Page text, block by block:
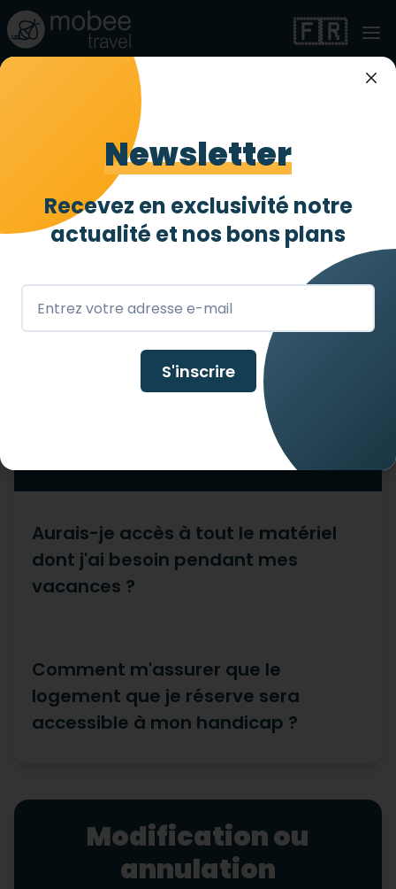
🇫🇷
Foire aux
questions
Handicap & mobilité
Aurais-je accès à tout le matériel
dont j'ai besoin pendant mes
vacances ?
Comment m'assurer que le
logement que je réserve sera
accessible à mon handicap ?
Modification ou
annulation
Newsletter
Recevez en exclusivité notre
actualité et nos bons plans
S'inscrire